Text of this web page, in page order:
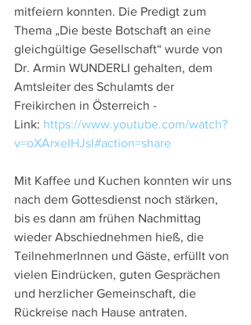
mitfeiern konnten. Die Predigt zum
Thema „Die beste Botschaft an eine
gleichgültige Gesellschaft“ wurde von
Dr. Armin WUNDERLI gehalten, dem
Amtsleiter des Schulamts der
Freikirchen in Österreich -
Link: https://www.youtube.com/watch?
v=oXArxeIHJsI#action=share
Mit Kaffee und Kuchen konnten wir uns
nach dem Gottesdienst noch stärken,
bis es dann am frühen Nachmittag
wieder Abschiednehmen hieß, die
TeilnehmerInnen und Gäste, erfüllt von
vielen Eindrücken, guten Gesprächen
und herzlicher Gemeinschaft, die
Rückreise nach Hause antraten.